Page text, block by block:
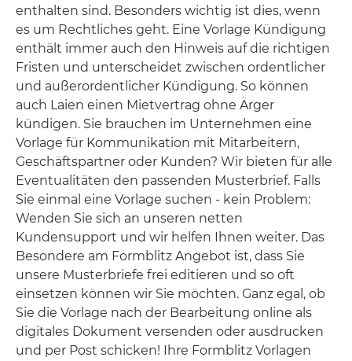
enthalten sind. Besonders wichtig ist dies, wenn
es um Rechtliches geht. Eine Vorlage Kündigung
enthält immer auch den Hinweis auf die richtigen
Fristen und unterscheidet zwischen ordentlicher
und außerordentlicher Kündigung. So können
auch Laien einen Mietvertrag ohne Ärger
kündigen. Sie brauchen im Unternehmen eine
Vorlage für Kommunikation mit Mitarbeitern,
Geschäftspartner oder Kunden? Wir bieten für alle
Eventualitäten den passenden Musterbrief. Falls
Sie einmal eine Vorlage suchen - kein Problem:
Wenden Sie sich an unseren netten
Kundensupport und wir helfen Ihnen weiter. Das
Besondere am Formblitz Angebot ist, dass Sie
unsere Musterbriefe frei editieren und so oft
einsetzen können wir Sie möchten. Ganz egal, ob
Sie die Vorlage nach der Bearbeitung online als
digitales Dokument versenden oder ausdrucken
und per Post schicken! Ihre Formblitz Vorlagen